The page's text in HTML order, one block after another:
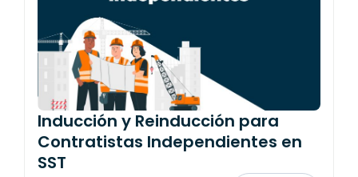
Inducción y Reinducción para
Contratistas Independientes en
SST